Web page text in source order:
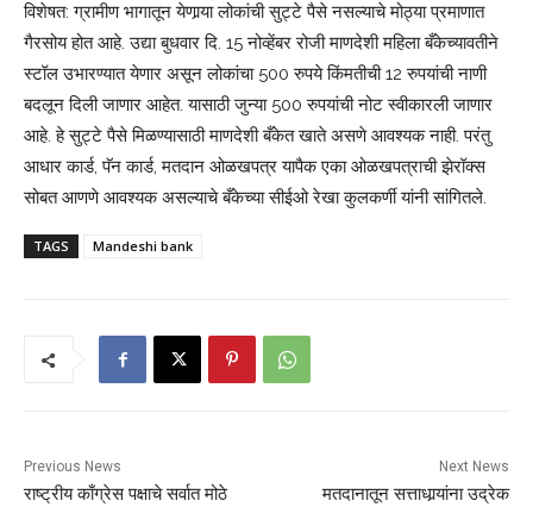
विशेषत: ग्रामीण भागातून येणार्‍या लोकांची सुट्टे पैसे नसल्याचे मोठ्या प्रमाणात
गैरसोय होत आहे. उद्या बुधवार दि. 15 नोव्हेंबर रोजी माणदेशी महिला बँकेच्यावतीने
स्टॉल उभारण्यात येणार असून लोकांचा 500 रुपये किंमतीची 12 रुपयांची नाणी
बदलून दिली जाणार आहेत. यासाठी जुन्या 500 रुपयांची नोट स्वीकारली जाणार
आहे. हे सुट्टे पैसे मिळण्यासाठी माणदेशी बँकेत खाते असणे आवश्यक नाही. परंतु
आधार कार्ड, पॅन कार्ड, मतदान ओळखपत्र यापैक एका ओळखपत्राची झेरॉक्स
सोबत आणणे आवश्यक असल्याचे बँकेच्या सीईओ रेखा कुलकर्णी यांनी सांगितले.
TAGS Mandeshi bank
Previous News
राष्ट्रीय काँग्रेस पक्षाचे सर्वात मोठे
Next News
मतदानातून सत्ताधार्‍यांना उद्रेक